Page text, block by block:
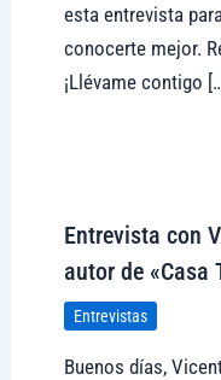
esta entrevista
conocerte mejor.
¡Llévame contigo
Entrevista con
autor de «Casa
Entrevistas
Buenos días,